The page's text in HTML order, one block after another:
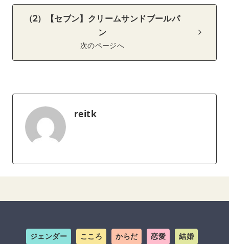
（2）【セブン】クリームサンドブールパ
ン
次のページへ
reitk
ジェンダー こころ からだ 恋愛 結婚